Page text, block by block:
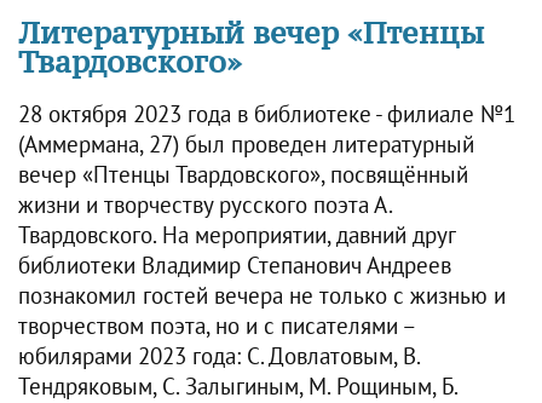
Литературный вечер «Птенцы
Твардовского»
28 октября 2023 года в библиотеке - филиале №1
(Аммермана, 27) был проведен литературный
вечер «Птенцы Твардовского», посвящённый
жизни и творчеству русского поэта А.
Твардовского. На мероприятии, давний друг
библиотеки Владимир Степанович Андреев
познакомил гостей вечера не только с жизнью и
творчеством поэта, но и с писателями –
юбилярами 2023 года: С. Довлатовым, В.
Тендряковым, С. Залыгиным, М. Рощиным, Б.